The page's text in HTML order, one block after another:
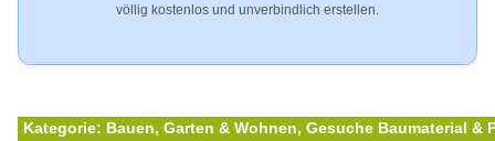
völlig kostenlos und unverbindlich erstellen.
Kategorie: Bauen, Garten & Wohnen, Gesuche Baumaterial &